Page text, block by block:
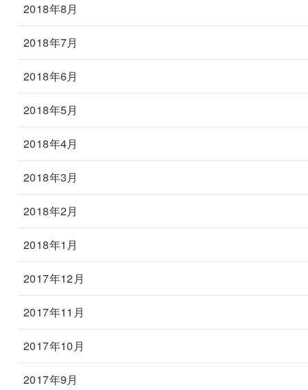
2018年8月
2018年7月
2018年6月
2018年5月
2018年4月
2018年3月
2018年2月
2018年1月
2017年12月
2017年11月
2017年10月
2017年9月